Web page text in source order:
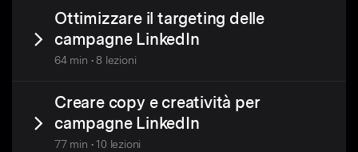
Ottimizzare il targeting delle
campagne LinkedIn
64 min • 8 lezioni
Creare copy e creatività per
campagne LinkedIn
77 min • 10 lezioni